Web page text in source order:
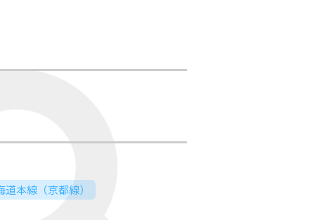
道本線（京都線）